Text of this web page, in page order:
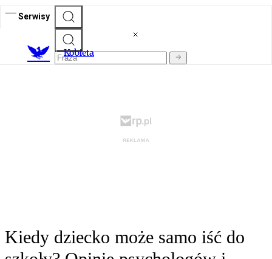
Serwisy
Kobieta
Kiedy dziecko może samo iść do